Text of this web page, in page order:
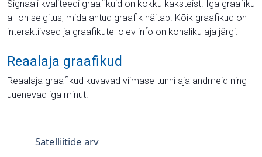
Signaali kvaliteedi graafikuid on kokku kaksteist. Iga graafiku
all on selgitus, mida antud graafik näitab. Kõik graafikud on
interaktiivsed ja graafikutel olev info on kohaliku aja järgi.
Reaalaja graafikud
Reaalaja graafikud kuvavad viimase tunni aja andmeid ning
uuenevad iga minut.